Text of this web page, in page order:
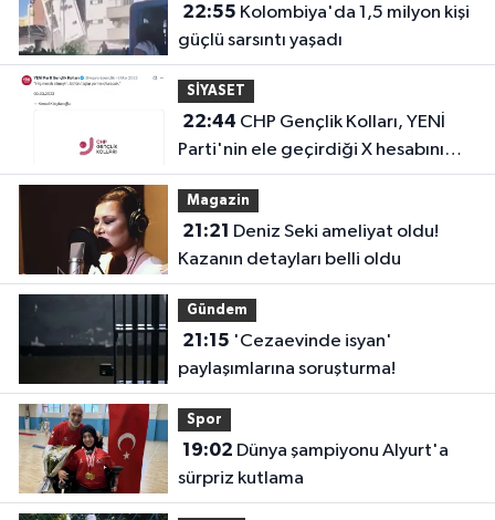
22:55
güçlü sarsıntı yaşadı
SİYASET
22:44
Parti'nin ele geçirdiği X hesabını
geri aldı!
Magazin
21:21
Kazanın detayları belli oldu
Gündem
21:15
paylaşımlarına soruşturma!
Spor
19:02
sürpriz kutlama